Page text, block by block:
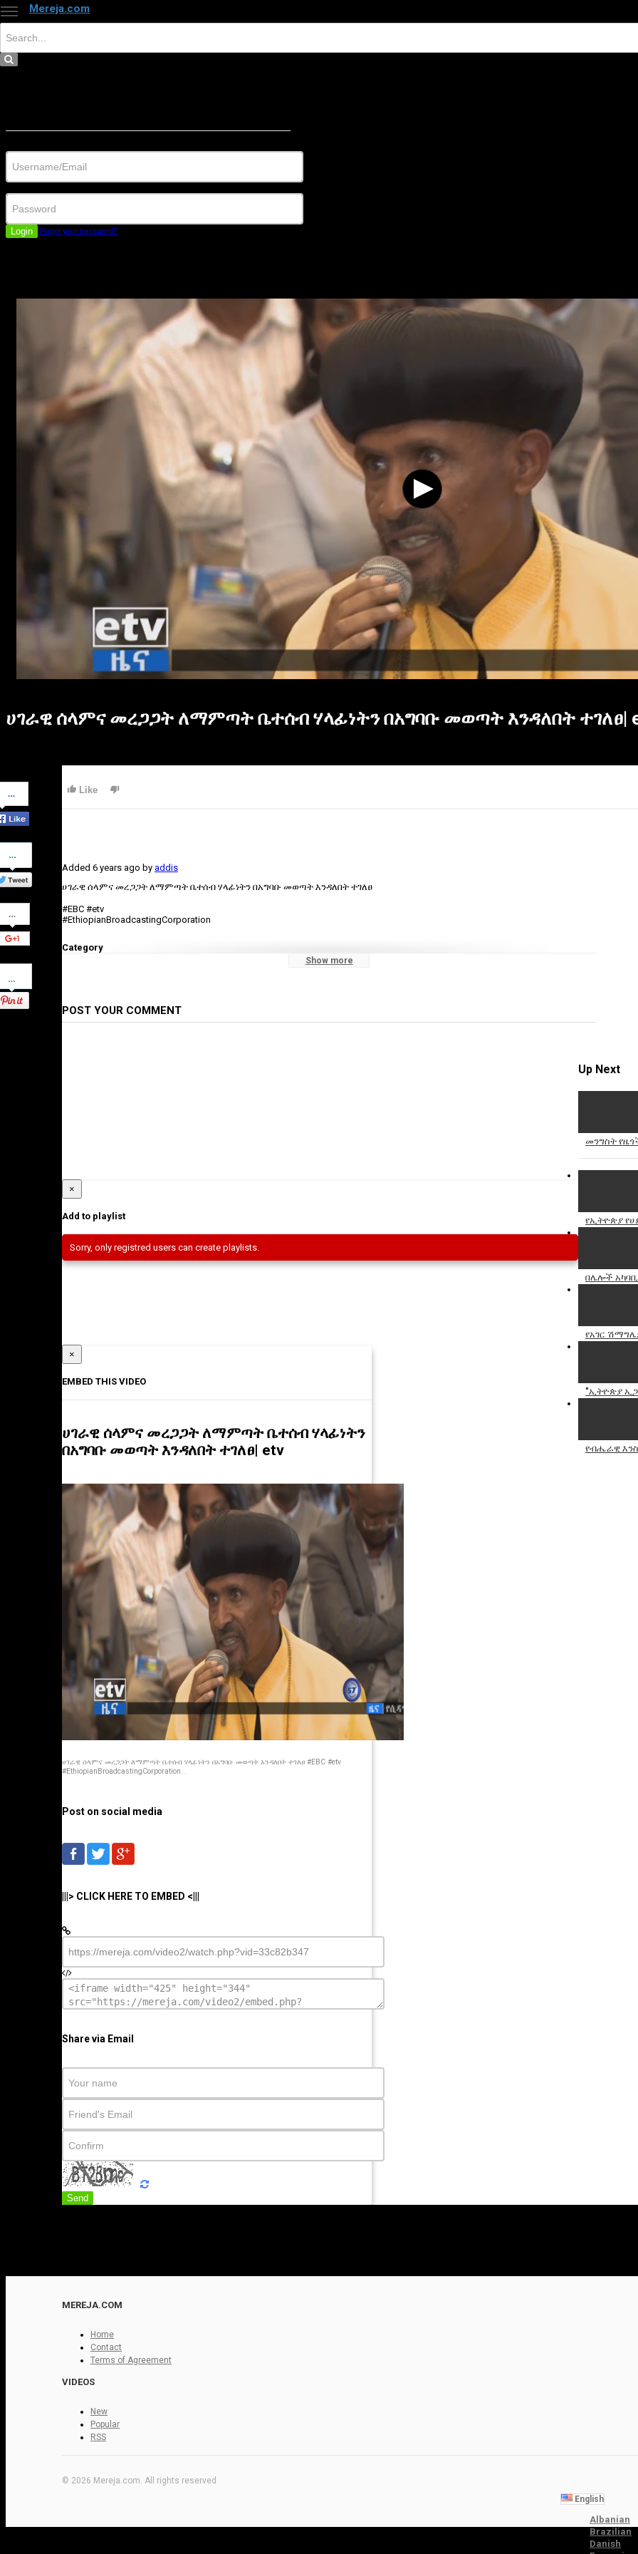
Mereja.com
Login Forgot your password?
ሀገራዊ ሰላምና መረጋጋት ለማምጣት ቤተሰብ ሃላፊነትን በአግባቡ መወጣት እንዳለበት ተገለፀ|
on
Facebook
Share
on
Twitter
Share
on
Google+
Pinterest
Like
Added 6 years ago by addis
ሀገራዊ ሰላምና መረጋጋት ለማምጣት ቤተሰብ ሃላፊነትን በአግባቡ መወጣት እንዳለበት ተገለፀ
#EBC #etv
#EthiopianBroadcastingCorporation
Category
Show more
POST YOUR COMMENT
Up Next
መንግስት
የኢትዮጵያ
በሌሎች
የአገር
"ኢትዮጵያ
የብሔራዊ
Cancel
×
Add to playlist
Sorry, only registred users can create playlists.
×
EMBED THIS VIDEO
ሀገራዊ ሰላምና መረጋጋት ለማምጣት ቤተሰብ ሃላፊነትን
በአግባቡ መወጣት እንዳለበት ተገለፀ| etv
ሀገራዊ ሰላምና መረጋጋት ለማምጣት ቤተሰብ ሃላፊነትን በአግባቡ መወጣት እንዳለበት ተገለፀ #EBC #etv
#EthiopianBroadcastingCorporation...
Post on social media
|||> CLICK HERE TO EMBED <|||
Share via Email
Send
MEREJA.COM
Home
Contact
Terms of Agreement
VIDEOS
New
Popular
RSS
© 2026 Mereja.com. All rights reserved
English
Albanian
Brazilian
Danish